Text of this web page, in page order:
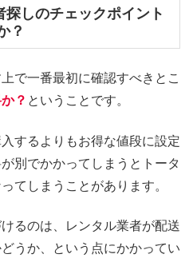
しのチェックポイント
？
で一番最初に確認すべきとこ
？ ということです。
するよりもお得な値段に設定
別でかかってしまうとトータ
てしまうことがあります。
るのは、レンタル業者が配送
うか、という点にかかってい